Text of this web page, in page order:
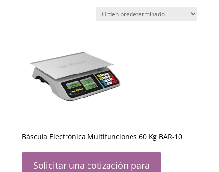
Báscula Electrónica Multifunciones 60 Kg BAR-10
Solicitar una cotización para